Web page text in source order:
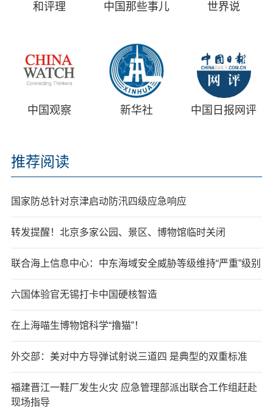
和评理 中国那些事儿 世界说
中国观察 新华社 中国日报网评
推荐阅读
国家防总针对京津启动防汛四级应急响应
转发提醒！北京多家公园、景区、博物馆临时关闭
联合海上信息中心：中东海域安全威胁等级维持“严重”级别
六国体验官无锡打卡中国硬核智造
在上海喵生博物馆科学“撸猫”！
外交部：美对中方导弹试射说三道四 是典型的双重标准
福建晋江一鞋厂发生火灾 应急管理部派出联合工作组赶赴
现场指导